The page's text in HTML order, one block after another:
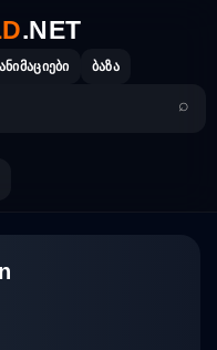
.NET
ანიმაციები ბაზა